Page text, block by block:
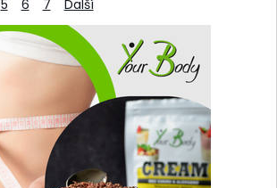
5 6 7 Další